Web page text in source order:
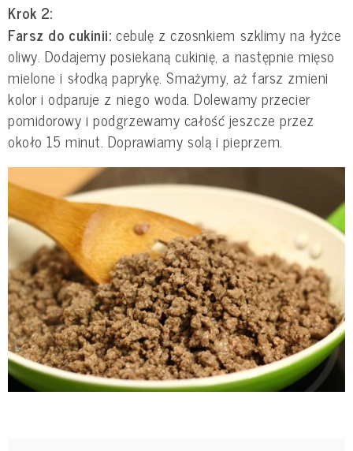
Krok 2:
Farsz do cukinii: cebulę z czosnkiem szklimy na łyżce
oliwy. Dodajemy posiekaną cukinię, a następnie mięso
mielone i słodką paprykę. Smażymy, aż farsz zmieni
kolor i odparuje z niego woda. Dolewamy przecier
pomidorowy i podgrzewamy całość jeszcze przez
około 15 minut. Doprawiamy solą i pieprzem.